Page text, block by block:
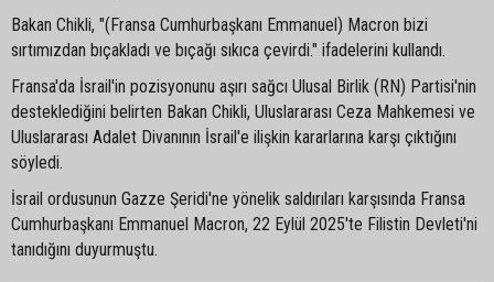
Bakan Chikli, "(Fransa Cumhurbaşkanı Emmanuel) Macron bizi
sırtımızdan bıçakladı ve bıçağı sıkıca çevirdi." ifadelerini kullandı.
Fransa'da İsrail'in pozisyonunu aşırı sağcı Ulusal Birlik (RN) Partisi'nin
desteklediğini belirten Bakan Chikli, Uluslararası Ceza Mahkemesi ve
Uluslararası Adalet Divanının İsrail'e ilişkin kararlarına karşı çıktığını
söyledi.
İsrail ordusunun Gazze Şeridi'ne yönelik saldırıları karşısında Fransa
Cumhurbaşkanı Emmanuel Macron, 22 Eylül 2025'te Filistin Devleti'ni
tanıdığını duyurmuştu.